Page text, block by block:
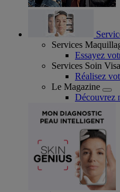
Services
Essayez
Services Soin
Réalisez
Le Magazine
Découvrez